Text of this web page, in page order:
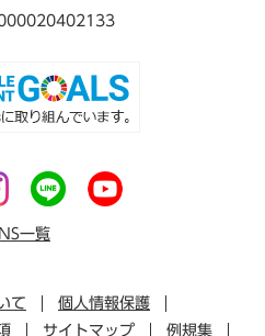
一覧
て
個人情報保護
サイトマップ 例規集